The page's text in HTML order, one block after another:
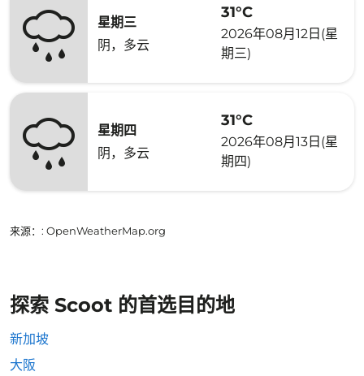
星期三
阴，多云
31°C
2026年08月12日(星
期三)
星期四
阴，多云
31°C
2026年08月13日(星
期四)
来源： : OpenWeatherMap.org
探索 Scoot 的首选目的地
新加坡
大阪